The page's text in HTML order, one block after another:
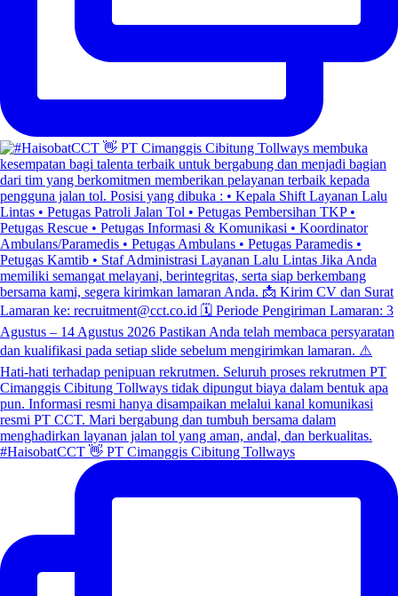
#HaisobatCCT 👋 PT Cimanggis Cibitung Tollways